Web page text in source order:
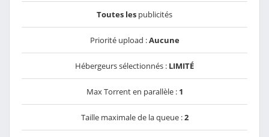
Toutes les publicités
Priorité upload :Aucune
Hébergeurs sélectionnés : LIMITÉ
Max Torrent en parallèle : 1
Taille maximale de la queue :2